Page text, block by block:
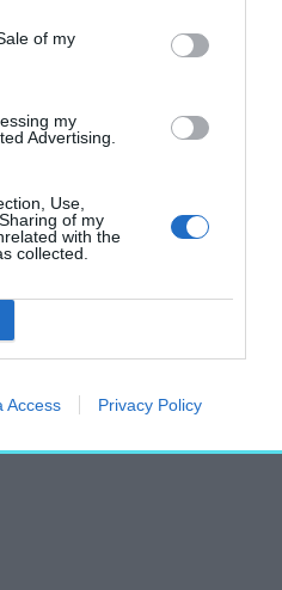
of my
my
Advertising.
Use,
of my
with the
collected.
Access Privacy Policy
társadalomban
kap az
ezekben a
lesznek. A
mellett előtérbe
is”.
az elnökség azt
fejlesztések
szükséges,